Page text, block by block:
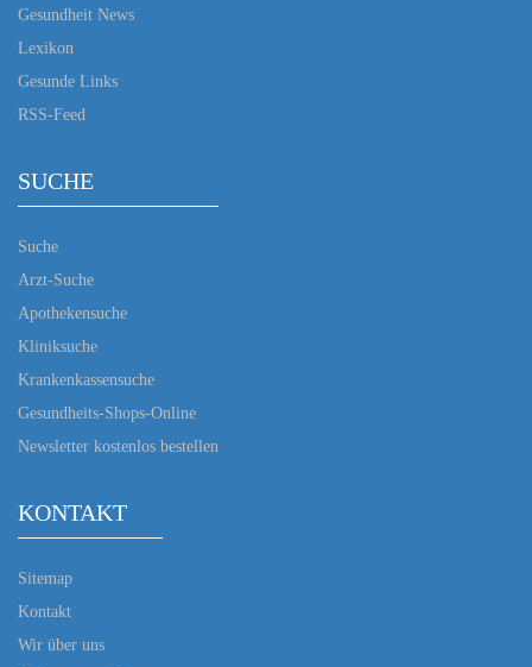
Gesundheit News
Lexikon
Gesunde Links
RSS-Feed
SUCHE
Suche
Arzt-Suche
Apothekensuche
Kliniksuche
Krankenkassensuche
Gesundheits-Shops-Online
Newsletter kostenlos bestellen
KONTAKT
Sitemap
Kontakt
Wir über uns